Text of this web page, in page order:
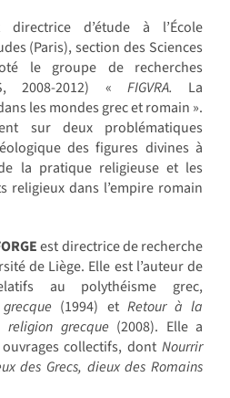
directrice d’étude à l’École
(Paris), section des Sciences
le groupe de recherches
2008-2012) « FIGVRA. La
les mondes grec et romain ».
sur deux problématiques
des figures divines à
la pratique religieuse et les
religieux dans l’empire romain
est directrice de recherche
de Liège. Elle est l’auteur de
au polythéisme grec,
(1994) etRetour à la
grecque (2008). Elle a
collectifs, dontNourrir
des Grecs, dieux des Romains